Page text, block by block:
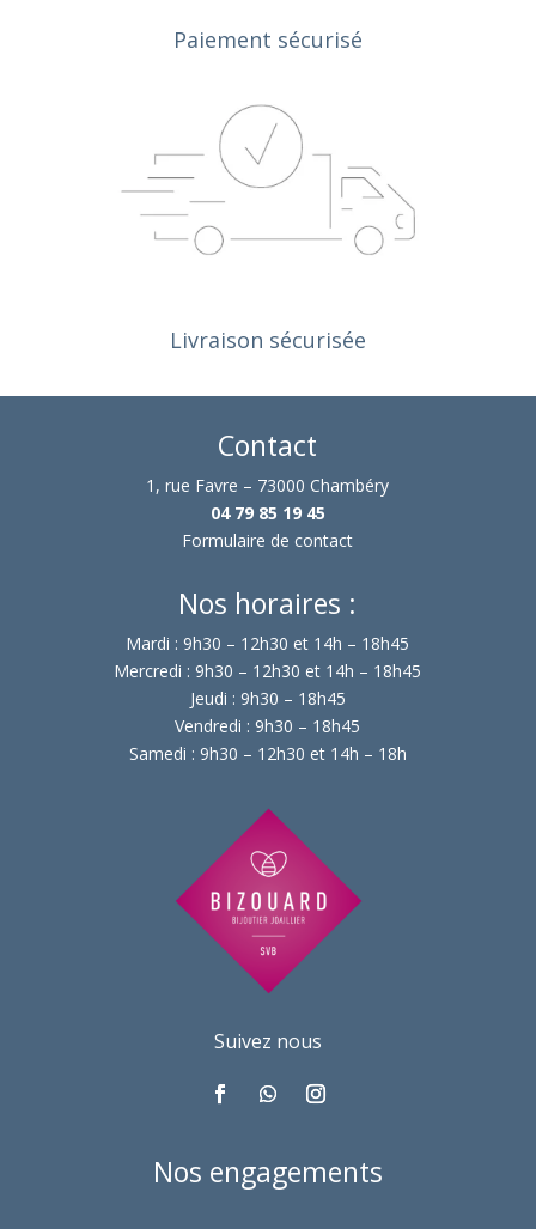
Paiement sécurisé
Livraison sécurisée
Contact
1, rue Favre – 73000 Chambéry
04 79 85 19 45
Formulaire de contact
Nos horaires :
Mardi : 9h30 – 12h30 et 14h – 18h45
Mercredi : 9h30 – 12h30 et 14h – 18h45
Jeudi : 9h30 – 18h45
Vendredi : 9h30 – 18h45
Samedi : 9h30 – 12h30 et 14h – 18h
Suivez nous
Nos engagements